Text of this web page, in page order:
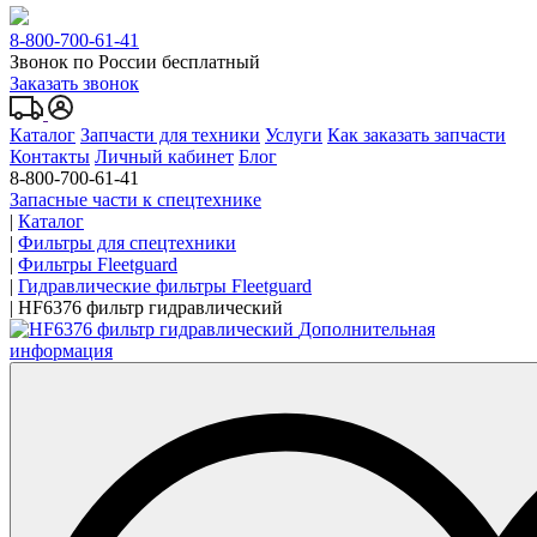
8-800-700-61-41
Звонок по России бесплатный
Заказать звонок
Каталог Запчасти для техники Услуги Как заказать запчасти
Контакты Личный кабинет Блог
8-800-700-61-41
Запасные части к спецтехнике
| Каталог
| Фильтры для спецтехники
| Фильтры Fleetguard
| Гидравлические фильтры Fleetguard
| HF6376 фильтр гидравлический
Дополнительная
информация